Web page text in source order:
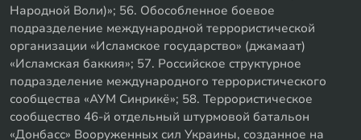
Народной Воли)»; 56. Обособленное боевое
подразделение международной террористической
организации «Исламское государство» (джамаат)
«Исламская баккия»; 57. Российское структурное
подразделение международного террористического
сообщества «АУМ Синрикё»; 58. Террористическое
сообщество 46-й отдельный штурмовой батальон
«Донбасс» Вооруженных сил Украины, созданное на